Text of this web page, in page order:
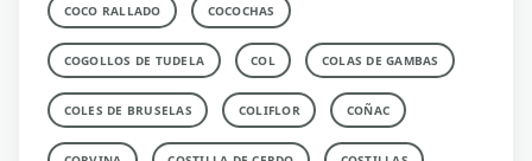
COCO RALLADO COCOCHAS
COGOLLOS DE TUDELA COL COLAS DE GAMBAS
COLES DE BRUSELAS COLIFLOR COÑAC